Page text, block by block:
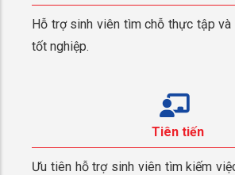
Hỗ trợ sinh viên tìm chỗ thực tập và
tốt nghiệp.
Tiên tiến
Ưu tiên hỗ trợ sinh viên tìm kiếm